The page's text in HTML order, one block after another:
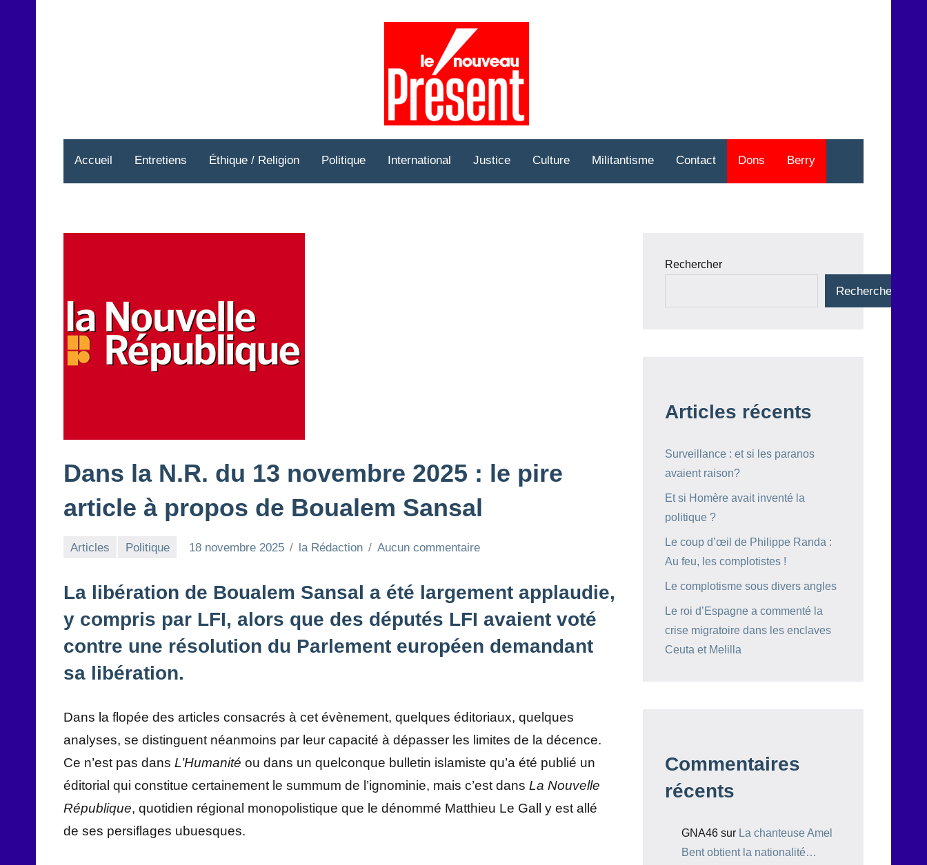
Accueil Entretiens Éthique / Religion Politique International Justice Culture Militantisme Contact Dons Berry
Dans la N.R. du 13 novembre 2025 : le pire
article à propos de Boualem Sansal
Articles Politique 18 novembre 2025 la Rédaction Aucun commentaire
La libération de Boualem Sansal a été largement applaudie,
y compris par LFI, alors que des députés LFI avaient voté
contre une résolution du Parlement européen demandant
sa libération.
Dans la flopée des articles consacrés à cet évènement, quelques éditoriaux, quelques
analyses, se distinguent néanmoins par leur capacité à dépasser les limites de la décence.
Ce n’est pas dans L’Humanité ou dans un quelconque bulletin islamiste qu’a été publié un
éditorial qui constitue certainement le summum de l’ignominie, mais c’est dans La Nouvelle
République, quotidien régional monopolistique que le dénommé Matthieu Le Gall y est allé
de ses persiflages ubuesques.
Rechercher
Rechercher
Articles récents
Surveillance : et si les paranos
avaient raison?
Et si Homère avait inventé la
politique ?
Le coup d’œil de Philippe Randa :
Au feu, les complotistes !
Le complotisme sous divers angles
Le roi d’Espagne a commenté la
crise migratoire dans les enclaves
Ceuta et Melilla
Commentaires
récents
GNA46 sur La chanteuse Amel
Bent obtient la nationalité…